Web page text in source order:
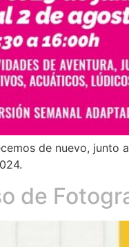
de nuevo, junto
de